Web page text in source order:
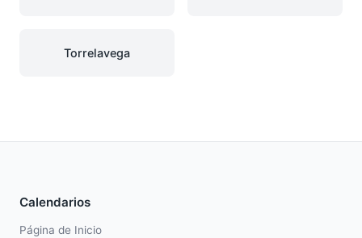
Torrelavega
Calendarios
Página de Inicio